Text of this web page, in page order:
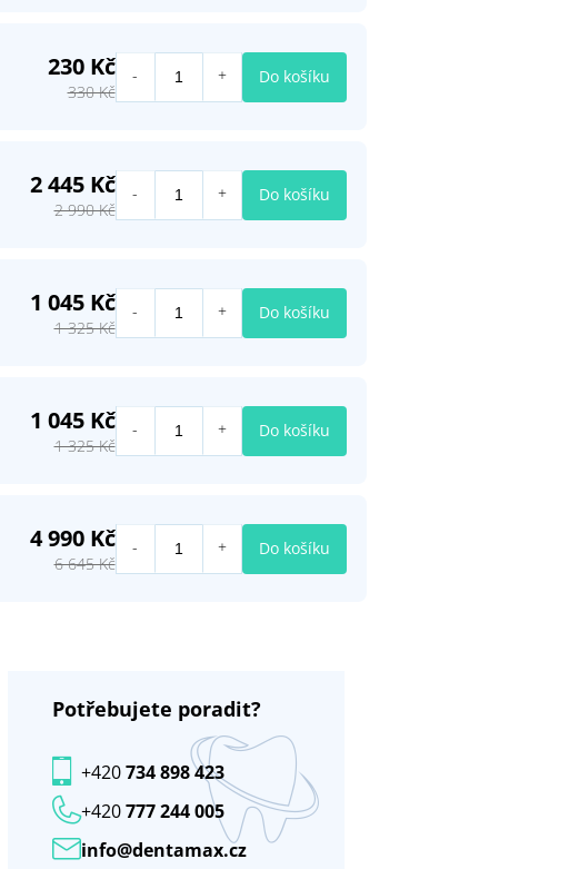
Potřebujete poradit?
info@dentamax.cz
+420777 244 005
+420734 898 423
230 Kč
330 Kč
Do košíku
2 445 Kč
2 990 Kč
Do košíku
1 045 Kč
1 325 Kč
Do košíku
1 045 Kč
1 325 Kč
Do košíku
4 990 Kč
6 645 Kč
Do košíku